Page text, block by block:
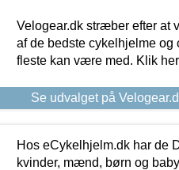
Velogear.dk stræber efter at
af de bedste cykelhjelme
fleste kan være med. Klik
Se udvalget på
Hos eCykelhjelm.dk har de
kvinder, mænd, børn og